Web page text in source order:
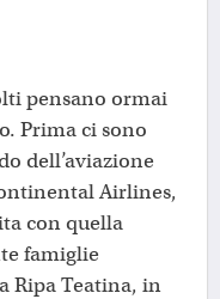
pensano ormai
Prima ci sono
dell’aviazione
Airlines,
con quella
famiglie
Ripa Teatina, in